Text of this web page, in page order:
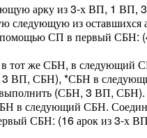
арку из 3-х ВП, 1 ВП,
следующую из оставшихся
СП в первый СБН:
тот же СБН, в следующий
ВП, СБН), *СБН в
(СБН, 3 ВП, СБН).
в следующий СБН.
СБН: (16 арок из 3-х